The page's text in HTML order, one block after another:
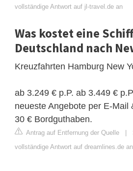
vollständige Antwort auf jl-travel.de an
Was kostet eine
Deutschland nach
Kreuzfahrten Hamburg New
ab 3.249 € p.P. ab 3.449 €
neueste Angebote per E-Mail
30 € Bordguthaben.
Antrag auf Entfernung der Quelle
vollständige Antwort auf dreamlines.de an